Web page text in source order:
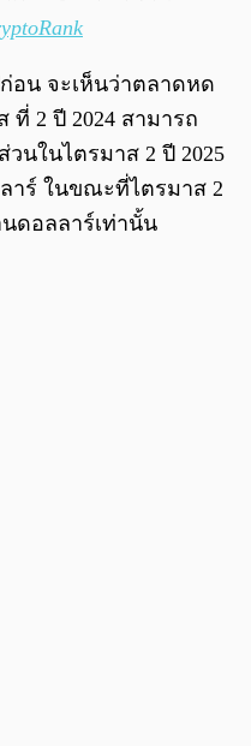
อน จะเห็นว่าตลาดหด
ที่ 2 ปี 2024 สามารถ
นในไตรมาส 2 ปี 2025
าร์ ในขณะที่ไตรมาส 2
นดอลลาร์เท่านั้น